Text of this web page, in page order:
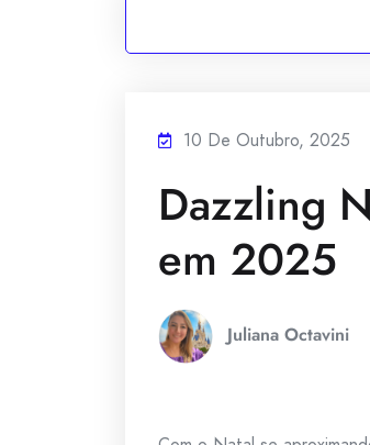
10 De Outubro, 2025
Dazzling
em 2025
Juliana Octavini